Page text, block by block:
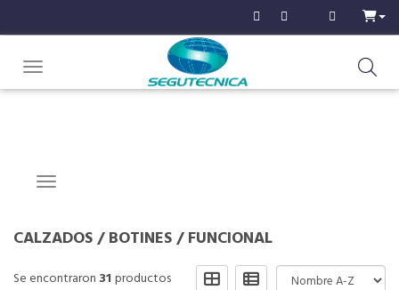
Toggle navigation
Navigation ein-/ausblenden
CALZADOS/BOTINES/FUNCIONAL
Se encontraron 31 productos